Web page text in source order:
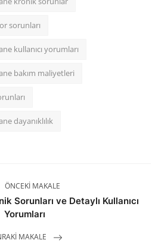
sorunları
kullanıcı yorumları
bakım maliyetleri
dayanıklılık
ÖNCEKI MAKALE
Sorunları ve Detaylı Kullanıcı
Yorumları
MAKALE